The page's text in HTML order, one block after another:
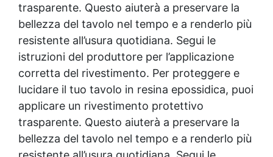
trasparente. Questo aiuterà a preservare la
bellezza del tavolo nel tempo e a renderlo più
resistente all’usura quotidiana. Segui le
istruzioni del produttore per l’applicazione
corretta del rivestimento. Per proteggere e
lucidare il tuo tavolo in resina epossidica, puoi
applicare un rivestimento protettivo
trasparente. Questo aiuterà a preservare la
bellezza del tavolo nel tempo e a renderlo più